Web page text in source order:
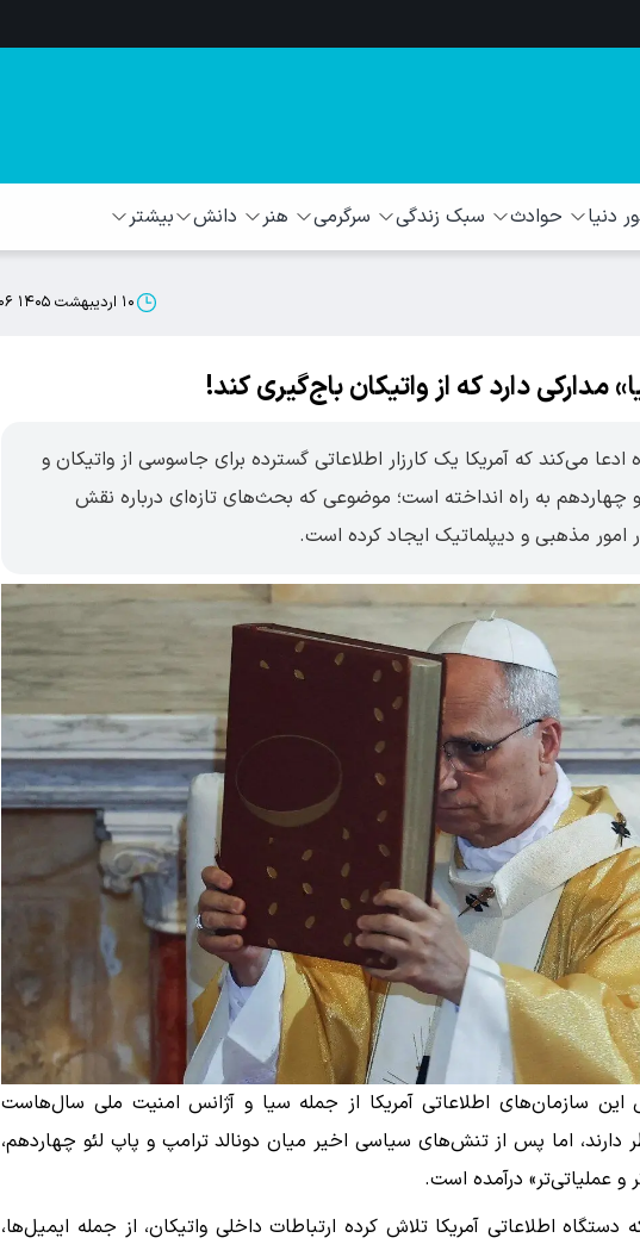
دنیا حوادث سبک زندگی سرگرمی هنر دانش بیشتر
۱۰ اردیبهشت ۱۴۰۵ ۱۱:۰۶
دارد که از واتیکان باج‌گیری کند!
می‌کند که آمریکا یک کارزار اطلاعاتی گسترده برای جاسوسی از واتیکان و
چهاردهم به راه انداخته است؛ موضوعی که بحث‌های تازه‌ای درباره نقش
امور مذهبی و دیپلماتیک ایجاد کرده است.
این سازمان‌های اطلاعاتی آمریکا از جمله سیا و آژانس امنیت ملی سال‌هاست
دارند، اما پس از تنش‌های سیاسی اخیر میان دونالد ترامپ و پاپ لئو چهاردهم،
عملیاتی‌تر» درآمده است.
اطلاعاتی آمریکا تلاش کرده ارتباطات داخلی واتیکان، از جمله ایمیل‌ها،